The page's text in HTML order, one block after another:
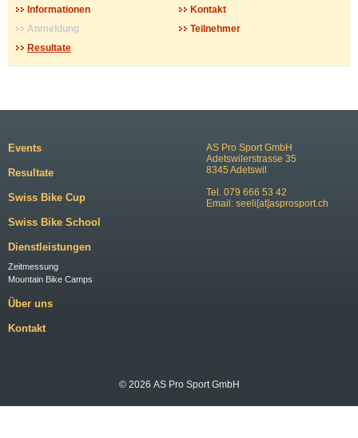
Informationen
Kontakt
Anmeldung
Teilnehmer
Resultate
AS Pro Sport GmbH
Adetswilerstrasse 35
8345 Adetswil
Tel. 079 666 53 42
Email: seeli[at]asprosport.ch
Events
Resultate
Swiss Bike Cup
Swiss Bike School
Dienstleistungen
Zeitmessung
Mountain Bike Camps
Über uns
Kontakt
© 2026 AS Pro Sport GmbH